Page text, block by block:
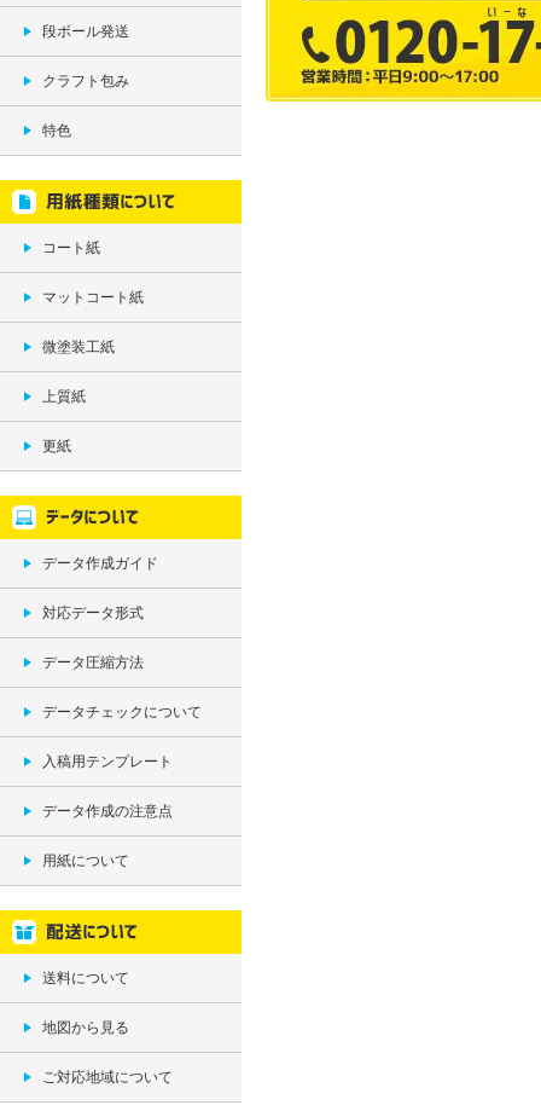
段ボール発送
クラフト包み
特色
コート紙
マットコート紙
微塗装工紙
上質紙
更紙
データ作成ガイド
対応データ形式
データ圧縮方法
データチェックについて
入稿用テンプレート
データ作成の注意点
用紙について
送料について
地図から見る
ご対応地域について